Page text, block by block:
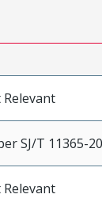
SJ/T 11365-